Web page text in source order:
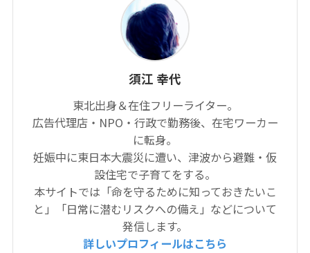
須江 幸代
東北出身＆在住フリーライター。
広告代理店・NPO・行政で勤務後、在宅ワーカー
に転身。
妊娠中に東日本大震災に遭い、津波から避難・仮
設住宅で子育てをする。
本サイトでは「命を守るために知っておきたいこ
と」「日常に潜むリスクへの備え」などについて
発信します。
詳しいプロフィールはこちら